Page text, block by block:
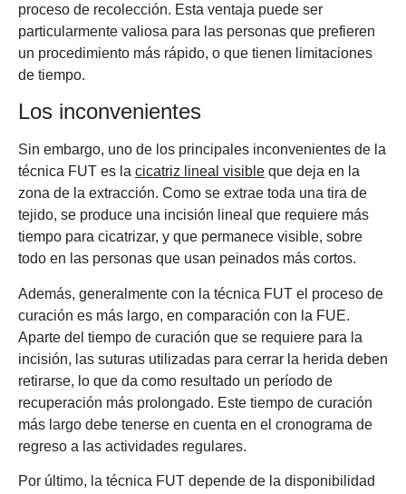
proceso de recolección. Esta ventaja puede ser
particularmente valiosa para las personas que prefieren
un procedimiento más rápido, o que tienen limitaciones
de tiempo.
Los inconvenientes
Sin embargo, uno de los principales inconvenientes de la
técnica FUT es la cicatriz lineal visible que deja en la
zona de la extracción. Como se extrae toda una tira de
tejido, se produce una incisión lineal que requiere más
tiempo para cicatrizar, y que permanece visible, sobre
todo en las personas que usan peinados más cortos.
Además, generalmente con la técnica FUT el proceso de
curación es más largo, en comparación con la FUE.
Aparte del tiempo de curación que se requiere para la
incisión, las suturas utilizadas para cerrar la herida deben
retirarse, lo que da como resultado un período de
recuperación más prolongado. Este tiempo de curación
más largo debe tenerse en cuenta en el cronograma de
regreso a las actividades regulares.
Por último, la técnica FUT depende de la disponibilidad